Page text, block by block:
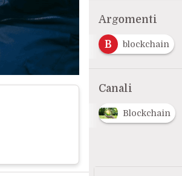
Argomenti
B blockchain
Canali
Blockchain